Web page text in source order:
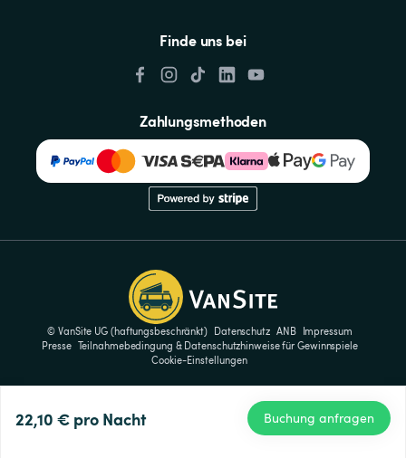
22,10 € pro Nacht Buchung anfragen
Finde uns bei
Zahlungsmethoden
© VanSite UG (haftungsbeschränkt) Datenschutz ANB
Impressum
Presse Teilnahmebedingung & Datenschutzhinweise für Gewinnspiele
Cookie-Einstellungen